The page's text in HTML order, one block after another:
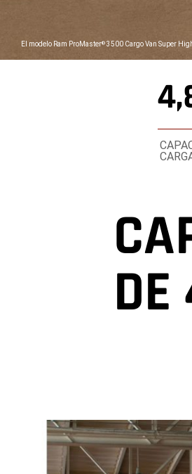
El modelo Ram ProMaster® 3500 Cargo Van Super